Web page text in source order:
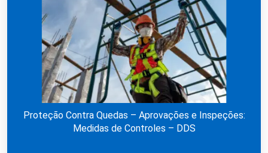
Proteção Contra Quedas – Aprovações e Inspeções:
Medidas de Controles – DDS